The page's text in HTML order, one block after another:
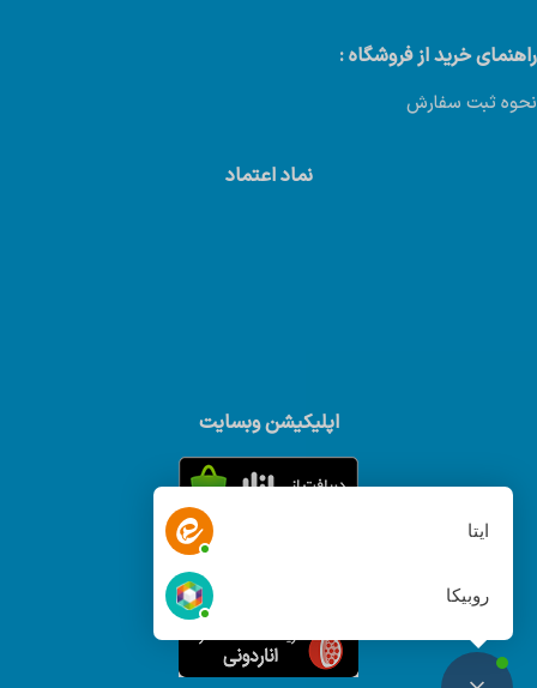
راهنمای خرید از فروشگاه :
نحوه ثبت سفارش
نماد اعتماد
اپلیکیشن وبسایت
ایتا
روبیکا